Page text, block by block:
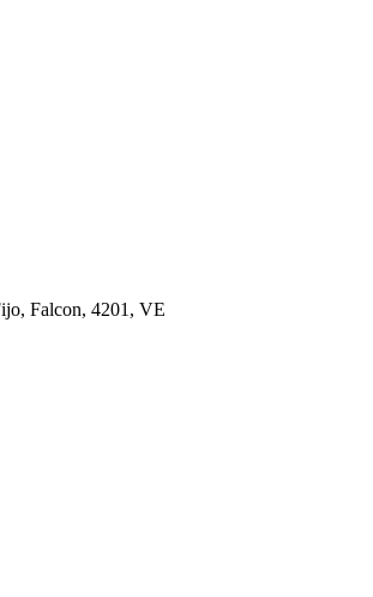
Falcon, 4201, VE